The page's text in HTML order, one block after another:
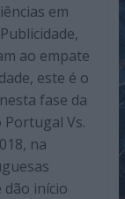
em
ao empate
este é o
fase da
Vs.
na
início